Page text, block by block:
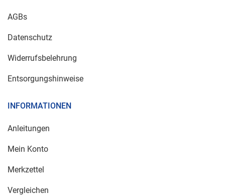
AGBs
Datenschutz
Widerrufsbelehrung
Entsorgungshinweise
INFORMATIONEN
Anleitungen
Mein Konto
Merkzettel
Vergleichen